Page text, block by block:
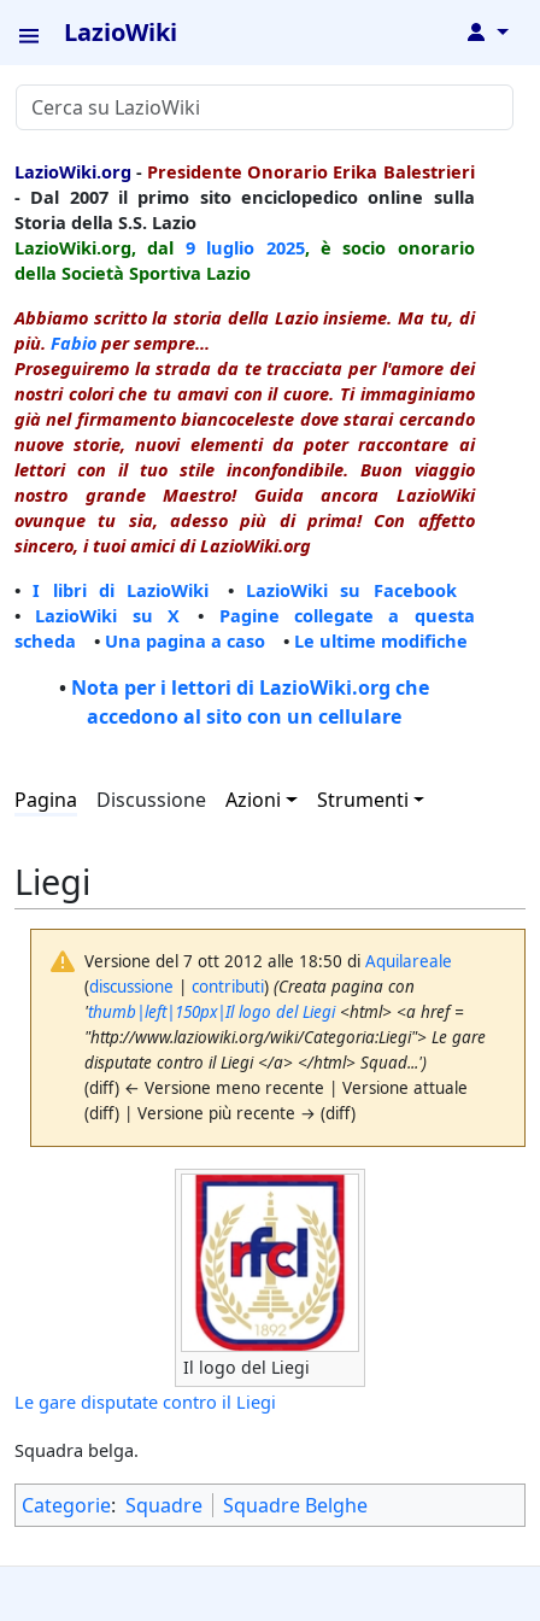
LazioWiki ↓
LazioWiki.org - Presidente Onorario Erika Balestrieri
- Dal 2007 il primo sito enciclopedico online sulla
Storia della S.S. Lazio
LazioWiki.org, dal 9 luglio 2025, è socio onorario
della Società Sportiva Lazio
Abbiamo scritto la storia della Lazio insieme. Ma tu, di
più. Fabio per sempre...
Proseguiremo la strada da te tracciata per l'amore dei
nostri colori che tu amavi con il cuore. Ti immaginiamo
già nel firmamento biancoceleste dove starai cercando
nuove storie, nuovi elementi da poter raccontare ai
lettori con il tuo stile inconfondibile. Buon viaggio
nostro grande Maestro! Guida ancora LazioWiki
ovunque tu sia, adesso più di prima! Con affetto
sincero, i tuoi amici di LazioWiki.org
•I libri di LazioWiki • LazioWiki su Facebook
• LazioWiki su X • Pagine collegate a questa
scheda • Una pagina a caso • Le ultime modifiche
• Nota per i lettori di LazioWiki.org che
accedono al sito con un cellulare
Pagina Discussione Azioni Strumenti
Liegi
Versione del 7 ott 2012 alle 18:50 diAquilareale
(discussione |contributi) (Creata pagina con
'thumb|left|150px|Il logo del Liegi<html> <a href =
"http://www.laziowiki.org/wiki/Categoria:Liegi"> Le gare
disputate contro il Liegi </a> </html> Squad...')
(diff) ← Versione meno recente | Versione attuale
(diff) | Versione più recente → (diff)
Il logo del Liegi
Le gare disputate contro il Liegi
Squadra belga.
Categorie: Squadre Squadre Belghe